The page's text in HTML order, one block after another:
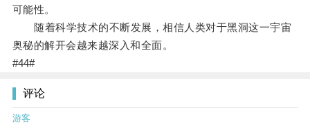
可能性。
随着科学技术的不断发展，相信人类对于黑洞这一宇宙
奥秘的解开会越来越深入和全面。
#44#
评论
游客